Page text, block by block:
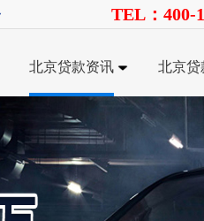
TEL：400-
北京贷款资讯 北京贷